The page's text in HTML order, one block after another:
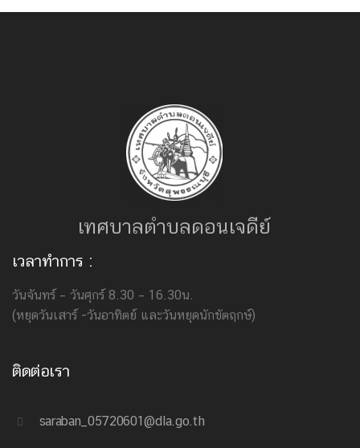
เทศบาลตำบลดอนเจดีย์
เวลาทำการ :
วันจันทร์ – วันศุกร์ 8.30 – 16.30น.
(หยุดวันเสาร์ -วันอาทิตย์ และวันหยุดนักขัตฤกษ์)
ติดต่อเรา
saraban_05720601@dla.go.th